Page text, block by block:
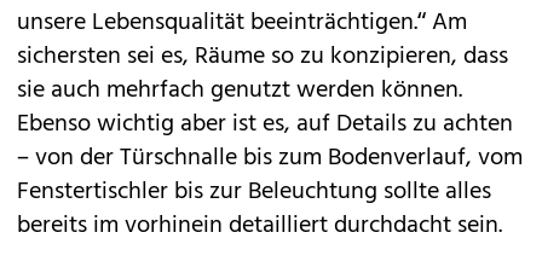
unsere Lebensqualität beeinträchtigen.“ Am
sichersten sei es, Räume so zu konzipieren, dass
sie auch mehrfach genutzt werden können.
Ebenso wichtig aber ist es, auf Details zu achten
– von der Türschnalle bis zum Bodenverlauf, vom
Fenstertischler bis zur Beleuchtung sollte alles
bereits im vorhinein detailliert durchdacht sein.